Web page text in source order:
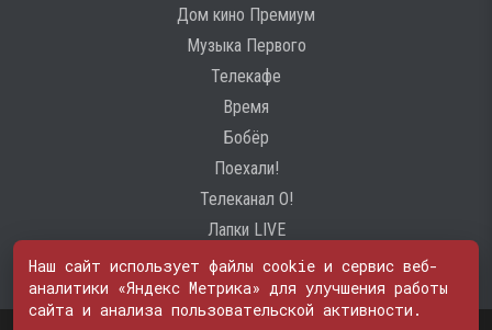
Дом кино Премиум
Музыка Первого
Телекафе
Время
Бобёр
Поехали!
Телеканал О!
Лапки LIVE
Наш сайт использует файлы cookie и сервис веб-
аналитики «Яндекс Метрика» для улучшения работы
сайта и анализа пользовательской активности.